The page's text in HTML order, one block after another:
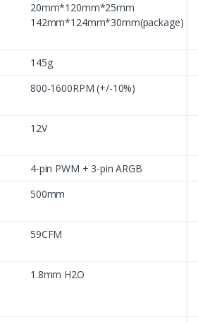
20mm*120mm*25mm
142mm*124mm*30mm(package)
145g
800-1600RPM (+/-10%)
12V
4-pin PWM + 3-pin ARGB
500mm
59CFM
1.8mm H2O